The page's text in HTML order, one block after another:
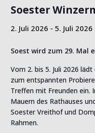
Soester
2. Juli 2026 -5. Juli 2026
Soest wird zum 29. Mal
Vom 2. bis 5. Juli 2026
zum entspannten
Treffen mit Freunden ein.
Mauern des Rathauses
Soester Vreithof und
Rahmen.